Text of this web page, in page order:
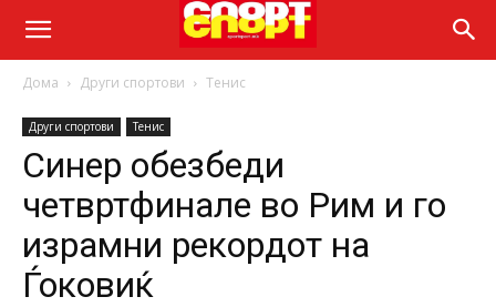
Дома Други спортови Тенис
Други спортови Тенис
Синер обезбеди
четвртфинале во Рим и го
израмни рекордот на
Ѓоковиќ